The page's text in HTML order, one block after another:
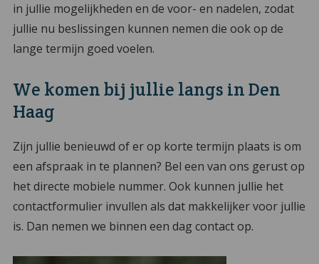
in jullie mogelijkheden en de voor- en nadelen, zodat
jullie nu beslissingen kunnen nemen die ook op de
lange termijn goed voelen.
We komen bij jullie langs in Den
Haag
Zijn jullie benieuwd of er op korte termijn plaats is om
een afspraak in te plannen? Bel een van ons gerust op
het directe mobiele nummer. Ook kunnen jullie het
contactformulier invullen als dat makkelijker voor jullie
is. Dan nemen we binnen een dag contact op.